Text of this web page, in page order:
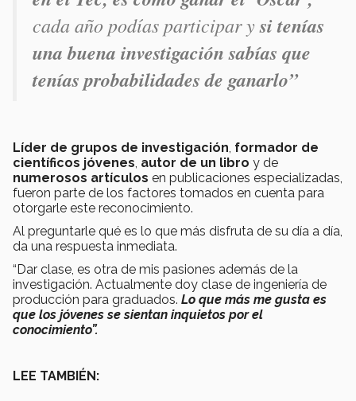
cada año podías participar ysi tenías
una buena investigación sabías que
tenías probabilidades de ganarlo”
Líder de grupos de investigación formador de
científicos jóvenes autor de un libro y de
numerosos artículos en publicaciones especializadas,
fueron parte de los factores tomados en cuenta para
otorgarle este reconocimiento.
Al preguntarle qué es lo que más disfruta de su día a día,
da una respuesta inmediata.
“Dar clase, es otra de mis pasiones además de la
investigación. Actualmente doy clase de ingeniería de
producción para graduados. Lo que más me gusta es
que los jóvenes se sientan inquietos por el
conocimiento”.
LEE TAMBIÉN: